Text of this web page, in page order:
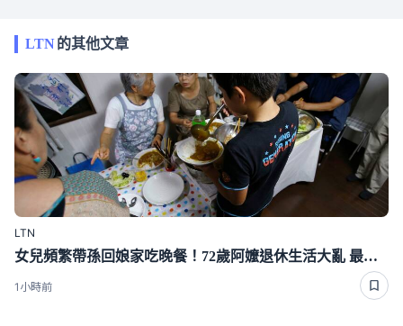
LTN的其他文章
LTN
女兒頻繁帶孫回娘家吃晚餐！72歲阿嬤退休生活大亂 最後忍不住開口了
1小時前